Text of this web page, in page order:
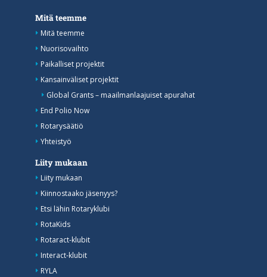
Mitä teemme
Mitä teemme
Nuorisovaihto
Paikalliset projektit
Kansainväliset projektit
Global Grants – maailmanlaajuiset apurahat
End Polio Now
Rotarysäätiö
Yhteistyö
Liity mukaan
Liity mukaan
Kiinnostaako jäsenyys?
Etsi lähin Rotaryklubi
RotaKids
Rotaract-klubit
Interact-klubit
RYLA